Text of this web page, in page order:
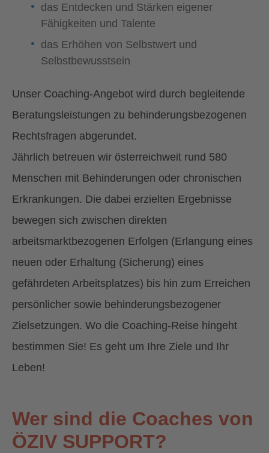
das Entdecken und Stärken eigener
Fähigkeiten und Talente
das Erhöhen von Selbstwert und
Selbstbewusstsein
Unser Coaching-Angebot wird durch begleitende
Beratungsleistungen zu behinderungsbezogenen
Rechtsfragen abgerundet.
Jährlich betreuen wir österreichweit rund 580
Menschen mit Behinderungen oder chronischen
Erkrankungen. Die dabei erzielten Ergebnisse
bewegen sich zwischen direkten
arbeitsmarktbezogenen Erfolgen (Erlangung eines
neuen oder Erhaltung (Sicherung) eines
gefährdeten Arbeitsplatzes) bis hin zum Erreichen
persönlicher sowie behinderungsbezogener
Zielsetzungen. Wo die Coaching-Reise hingeht
bestimmen Sie! Es geht um Ihre Ziele und Ihr
Leben!
Wer sind die Coaches von
ÖZIV SUPPORT?